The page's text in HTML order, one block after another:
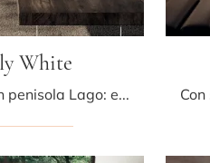
White
Salotti e divani con penisola Lago: ecco a te il modello Not Only White in tessuto per impreziosire il living.